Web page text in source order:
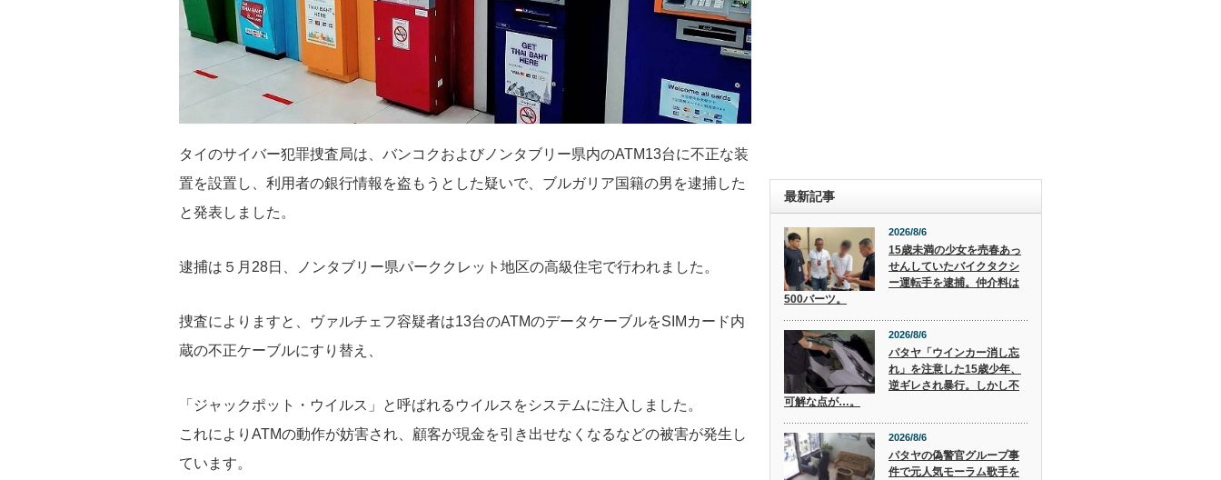
タイのサイバー犯罪捜査局は、バンコクおよびノンタブリー県内のATM13台に不正な装
置を設置し、利用者の銀行情報を盗もうとした疑いで、ブルガリア国籍の男を逮捕した
と発表しました。
逮捕は５月28日、ノンタブリー県パーククレット地区の高級住宅で行われました。
捜査によりますと、ヴァルチェフ容疑者は13台のATMのデータケーブルをSIMカード内
蔵の不正ケーブルにすり替え、
「ジャックポット・ウイルス」と呼ばれるウイルスをシステムに注入しました。
これによりATMの動作が妨害され、顧客が現金を引き出せなくなるなどの被害が発生し
ています。
最新記事
2026/8/6
15歳未満の少女を売春あっ
せんしていたバイクタクシ
ー運転手を逮捕。仲介料は
500バーツ。
2026/8/6
パタヤ「ウインカー消し忘
れ」を注意した15歳少年、
逆ギレされ暴行。しかし不
可解な点が…。
2026/8/6
パタヤの偽警官グループ事
件で元人気モーラム歌手を